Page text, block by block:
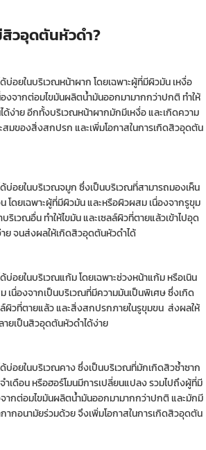
วอุดตันหัวดำ?
อยในบริเวณหน้าผาก โดยเฉพาะผู้ที่มีผิวมัน เหงื่อ
งจากต่อมไขมันผลิตน้ำมันออกมามากกว่าปกติ ทำให้
ด้ง่าย อีกทั้งบริเวณหน้าผากมักมีเหงื่อ และเกิดความ
สมของสิ่งสกปรก และเพิ่มโอกาสในการเกิดสิวอุดตัน
อยในบริเวณจมูก ซึ่งเป็นบริเวณที่สามารถมองเห็น
โดยเฉพาะผู้ที่มีผิวมัน และหรือผิวผสม เนื่องจากรูขุม
เวณอื่น ทำให้ไขมัน และเซลล์ผิวที่ตายแล้วเข้าไปอุด
จนส่งผลให้เกิดสิวอุดตันหัวดำได้
อยในบริเวณแก้ม โดยเฉพาะช่วงหน้าแก้ม หรือเนิน
เนื่องจากเป็นบริเวณที่มีความมันเป็นพิเศษ ซึ่งเกิด
ผิวที่ตายแล้ว และสิ่งสกปรกภายในรูขุมขน ส่งผลให้
ยเป็นสิวอุดตันหัวดำได้ง่าย
อยในบริเวณคาง ซึ่งเป็นบริเวณที่มักเกิดสิวซ้ำซาก
ำเดือน หรือฮอร์โมนมีการเปลี่ยนแปลง รวมไปถึงผู้ที่มี
ากต่อมไขมันผลิตน้ำมันออกมามากกว่าปกติ และมักมี
ากอนามัยร่วมด้วย จึงเพิ่มโอกาสในการเกิดสิวอุดตัน